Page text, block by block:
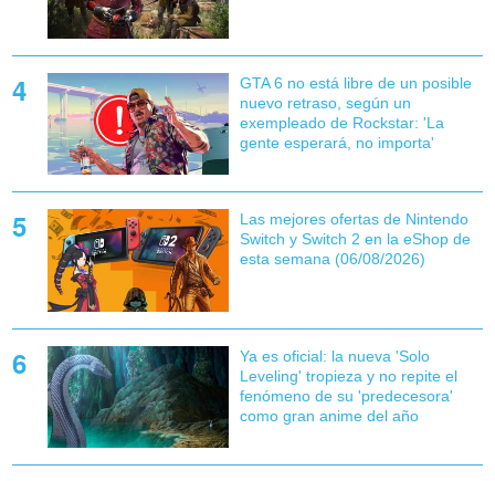
GTA 6 no está libre de un posible
nuevo retraso, según un
exempleado de Rockstar: 'La
gente esperará, no importa'
Las mejores ofertas de Nintendo
Switch y Switch 2 en la eShop de
esta semana (06/08/2026)
Ya es oficial: la nueva 'Solo
Leveling' tropieza y no repite el
fenómeno de su 'predecesora'
como gran anime del año